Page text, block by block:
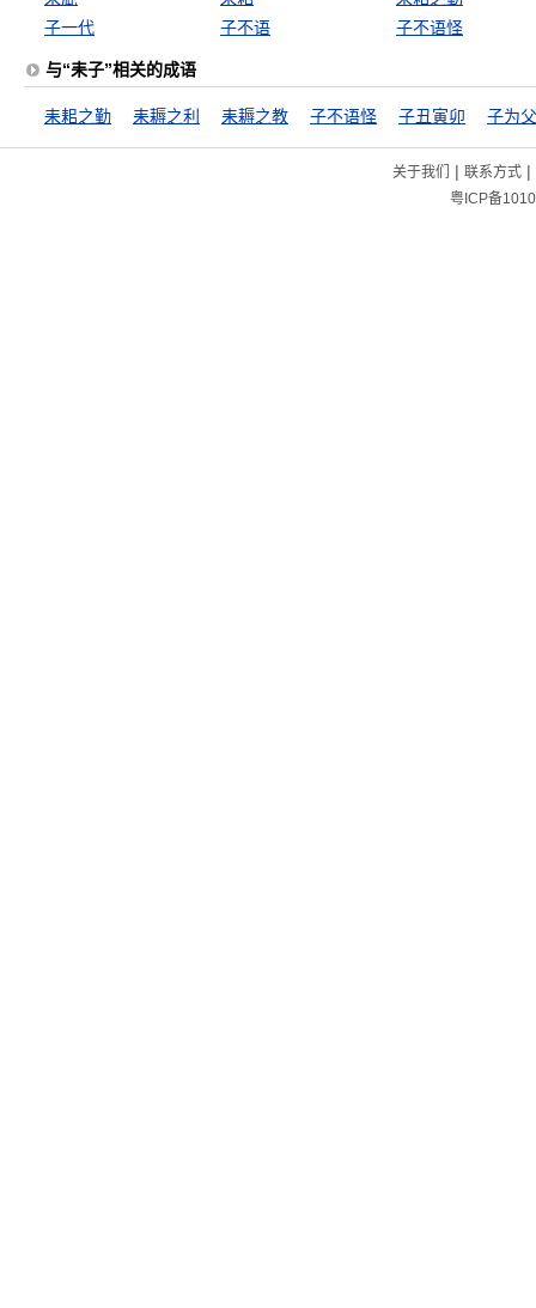
子一代
子不语 子不语怪
与“耒子”相关的成语
耒耜之勤 耒耨之利 耒耨之教 子不语怪 子丑寅卯 子为
关于我们 | 联系方式|
粤ICP备